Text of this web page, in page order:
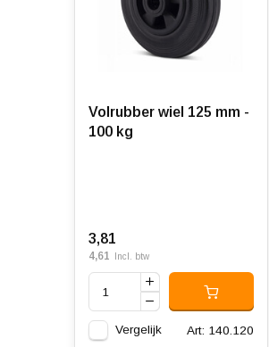
Volrubber wiel 125 mm -
100 kg
3,81
4,61 Incl. btw
Vergelijk Art: 140.120